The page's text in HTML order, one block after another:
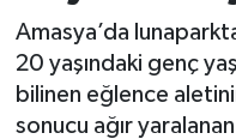
Amasya’da
20 yaşındaki genç
bilinen eğlence
sonucu ağır
Kültür - Sanat
Yaşam